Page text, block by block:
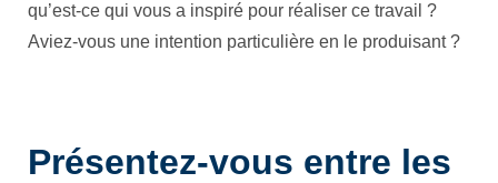
qu’est-ce qui vous a inspiré pour réaliser ce travail ?
Aviez-vous une intention particulière en le produisant ?
Présentez-vous entre les